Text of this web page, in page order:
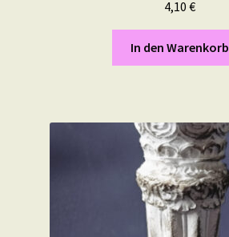
4,10 €
In den Warenkorb